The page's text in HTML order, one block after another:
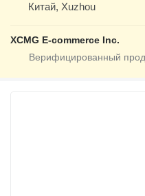
Китай, Xuzhou
XCMG E-commerce Inc.